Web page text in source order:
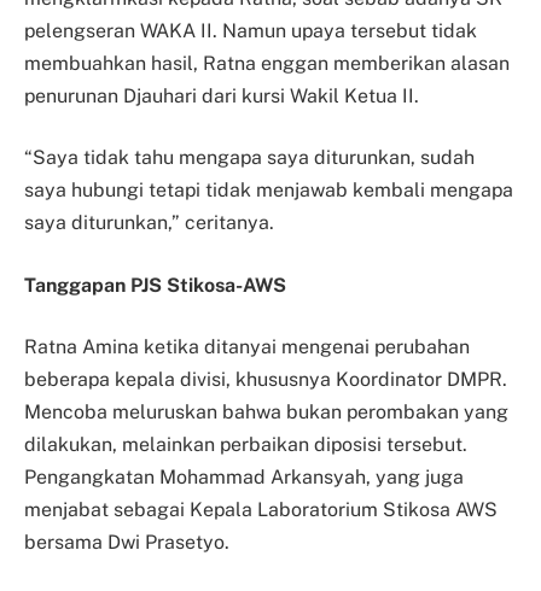
pelengseran WAKA II. Namun upaya tersebut tidak
membuahkan hasil, Ratna enggan memberikan alasan
penurunan Djauhari dari kursi Wakil Ketua II.
“Saya tidak tahu mengapa saya diturunkan, sudah
saya hubungi tetapi tidak menjawab kembali mengapa
saya diturunkan,” ceritanya.
Tanggapan PJS Stikosa-AWS
Ratna Amina ketika ditanyai mengenai perubahan
beberapa kepala divisi, khususnya Koordinator DMPR.
Mencoba meluruskan bahwa bukan perombakan yang
dilakukan, melainkan perbaikan diposisi tersebut.
Pengangkatan Mohammad Arkansyah, yang juga
menjabat sebagai Kepala Laboratorium Stikosa AWS
bersama Dwi Prasetyo.